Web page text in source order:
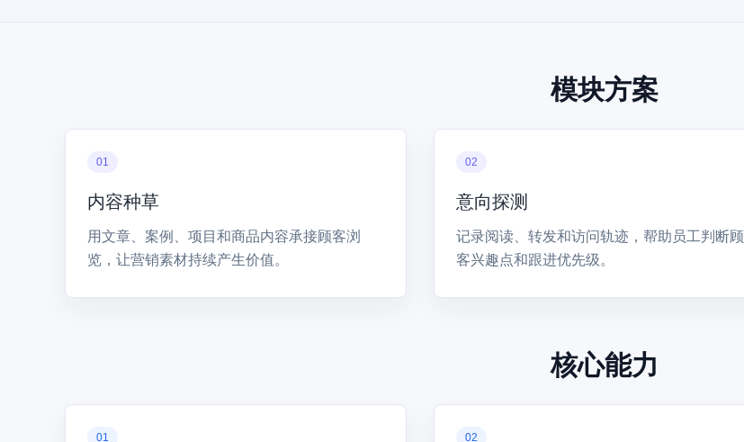
模块方案
01
内容种草
用文章、案例、项目和商品内容承接顾客浏
览，让营销素材持续产生价值。
02
意向探测
记录阅读、转发和访问轨迹，帮助员工判断顾
客兴趣点和跟进优先级。
核心能力